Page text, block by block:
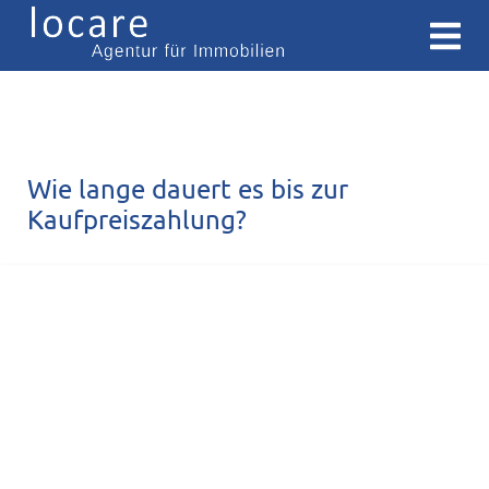
Wie lange dauert es bis zur
Kaufpreiszahlung?